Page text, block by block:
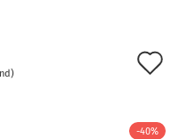
-40%